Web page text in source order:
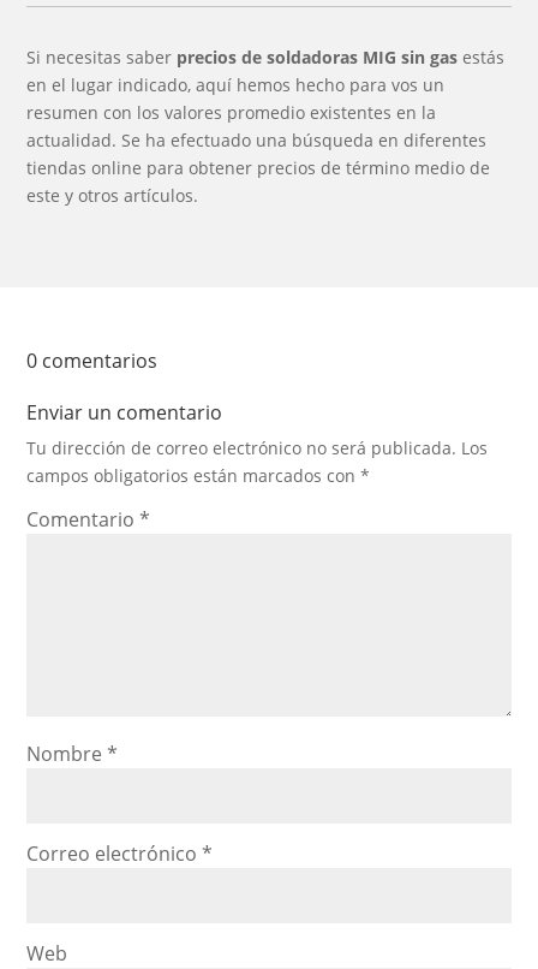
Si necesitas saber precios de soldadoras MIG sin gas estás
en el lugar indicado, aquí hemos hecho para vos un
resumen con los valores promedio existentes en la
actualidad. Se ha efectuado una búsqueda en diferentes
tiendas online para obtener precios de término medio de
este y otros artículos.
0 comentarios
Enviar un comentario
Tu dirección de correo electrónico no será publicada. Los
campos obligatorios están marcados con*
Comentario*
Nombre*
Correo electrónico*
Web